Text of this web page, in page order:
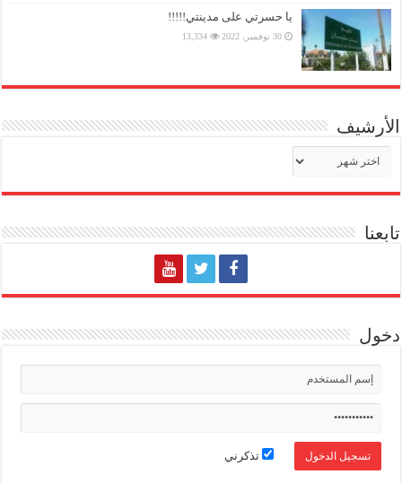
يا حسرتي على مدينتي!!!!!
30 نوفمبر، 2022 13,334
الأرشيف
الأرشيف
تابعنا
دخول
تذكرني